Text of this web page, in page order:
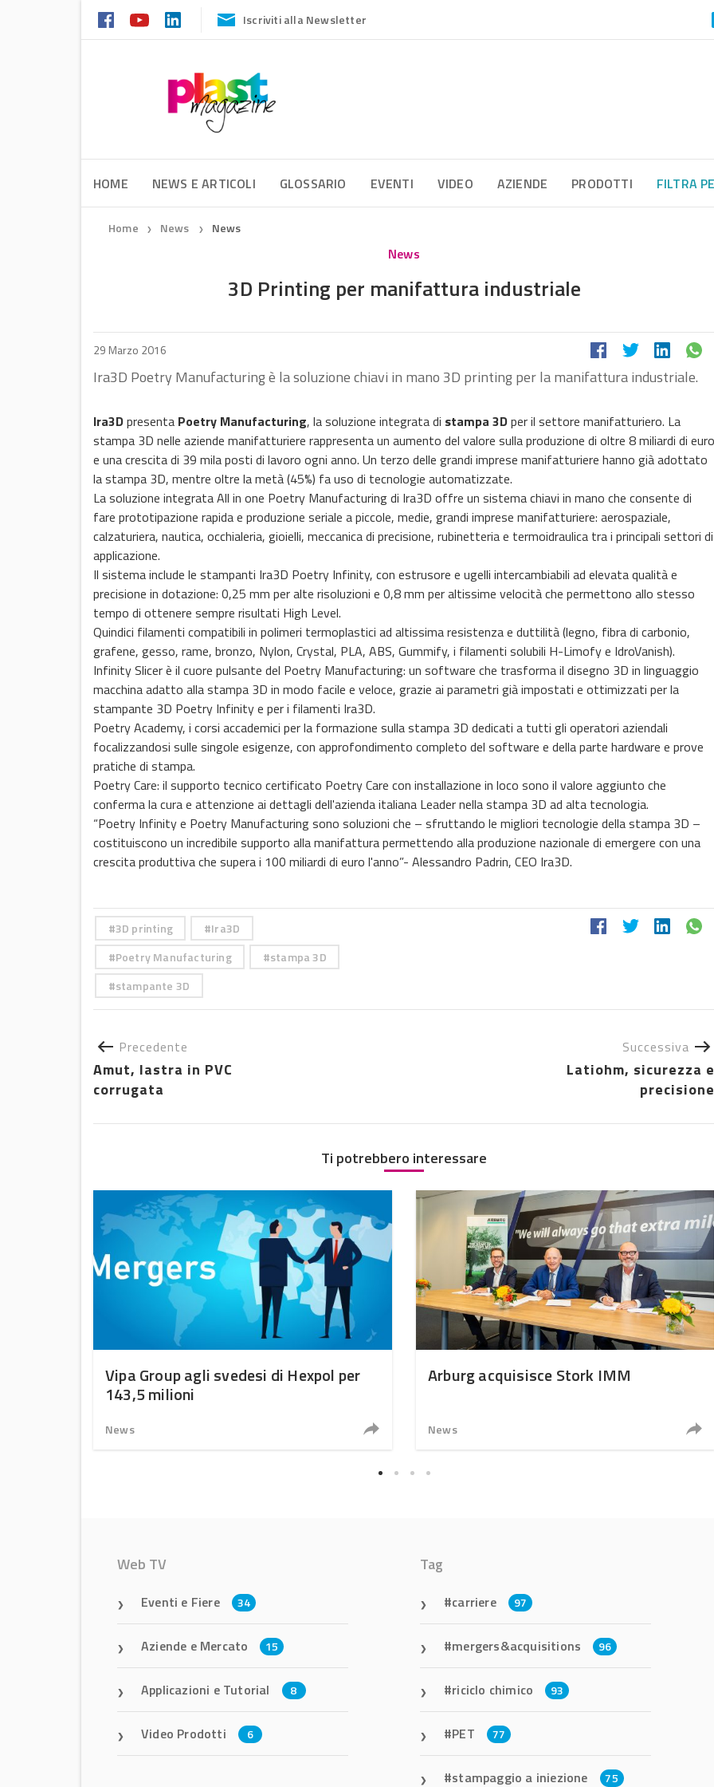
Iscriviti alla Newsletter
HOME NEWS E ARTICOLI GLOSSARIO EVENTI VIDEO AZIENDE PRODOTTI FILTRA
Home ❯ News ❯ News
News
3D Printing per manifattura industriale
29 Marzo 2016
Ira3D Poetry Manufacturing è la soluzione chiavi in mano 3D printing per la manifattura industriale.
Ira3Dpresenta Poetry Manufacturing, la soluzione integrata di stampa 3Dper il settore manifatturiero. La
stampa 3D nelle aziende manifatturiere rappresenta un aumento del valore sulla produzione di oltre 8 miliardi di euro
e una crescita di 39 mila posti di lavoro ogni anno. Un terzo delle grandi imprese manifatturiere hanno già adottato
la stampa 3D, mentre oltre la metà (45%) fa uso di tecnologie automatizzate.
La soluzione integrata All in one Poetry Manufacturing di Ira3D offre un sistema chiavi in mano che consente di
fare prototipazione rapida e produzione seriale a piccole, medie, grandi imprese manifatturiere: aerospaziale,
calzaturiera, nautica, occhialeria, gioielli, meccanica di precisione, rubinetteria e termoidraulica tra i principali settori di
applicazione.
Il sistema include le stampanti Ira3D Poetry Infinity, con estrusore e ugelli intercambiabili ad elevata qualità e
precisione in dotazione: 0,25 mm per alte risoluzioni e 0,8 mm per altissime velocità che permettono allo stesso
tempo di ottenere sempre risultati High Level.
Quindici filamenti compatibili in polimeri termoplastici ad altissima resistenza e duttilità (legno, fibra di carbonio,
grafene, gesso, rame, bronzo, Nylon, Crystal, PLA, ABS, Gummify, i filamenti solubili H-Limofy e IdroVanish).
Infinity Slicer è il cuore pulsante del Poetry Manufacturing: un software che trasforma il disegno 3D in linguaggio
macchina adatto alla stampa 3D in modo facile e veloce, grazie ai parametri già impostati e ottimizzati per la
stampante 3D Poetry Infinity e per i filamenti Ira3D.
Poetry Academy, i corsi accademici per la formazione sulla stampa 3D dedicati a tutti gli operatori aziendali
focalizzandosi sulle singole esigenze, con approfondimento completo del software e della parte hardware e prove
pratiche di stampa.
Poetry Care: il supporto tecnico certificato Poetry Care con installazione in loco sono il valore aggiunto che
conferma la cura e attenzione ai dettagli dell'azienda italiana Leader nella stampa 3D ad alta tecnologia.
“Poetry Infinity e Poetry Manufacturing sono soluzioni che – sfruttando le migliori tecnologie della stampa 3D –
costituiscono un incredibile supporto alla manifattura permettendo alla produzione nazionale di emergere con una
crescita produttiva che supera i 100 miliardi di euro l'anno”- Alessandro Padrin, CEO Ira3D.
3D printing
Ira3D
Poetry Manufacturing
stampa 3D
stampante 3D
Precedente
Amut, lastra in PVC
corrugata
Successiva
Latiohm, sicurezza e
precisione
Ti potrebbero interessare
Vipa Group agli svedesi di Hexpol per
143,5 milioni
News
Arburg acquisisce Stork IMM
News
Web TV
Eventi e Fiere 34
Aziende e Mercato 15
Applicazioni e Tutorial 8
Video Prodotti 6
Tag
carriere 97
mergers&acquisitions 96
riciclo chimico 93
PET 77
stampaggio a iniezione 75